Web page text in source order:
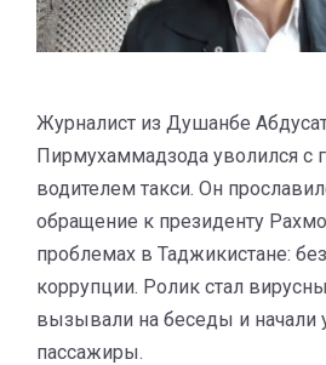
Журналист из Душанбе
Пирмухаммадзода уволился с
водителем такси. Он
обращение к президенту
проблемах в Таджикистане:
коррупции. Ролик стал
вызывали на беседы и начали
пассажиры.